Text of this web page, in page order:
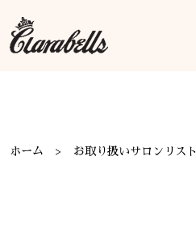
ホーム お取り扱いサロンリスト